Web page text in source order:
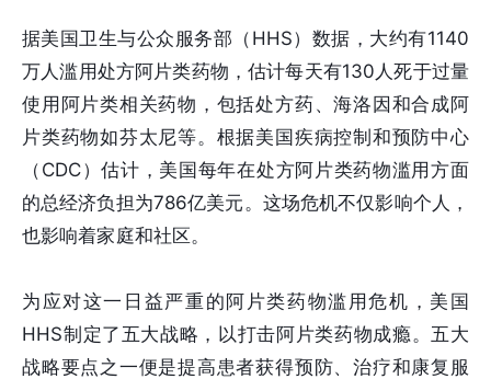
据美国卫生与公众服务部（HHS）数据，大约有1140
万人滥用处方阿片类药物，估计每天有130人死于过量
使用阿片类相关药物，包括处方药、海洛因和合成阿
片类药物如芬太尼等。根据美国疾病控制和预防中心
（CDC）估计，美国每年在处方阿片类药物滥用方面
的总经济负担为786亿美元。这场危机不仅影响个人，
也影响着家庭和社区。
为应对这一日益严重的阿片类药物滥用危机，美国
HHS制定了五大战略，以打击阿片类药物成瘾。五大
战略要点之一便是提高患者获得预防、治疗和康复服